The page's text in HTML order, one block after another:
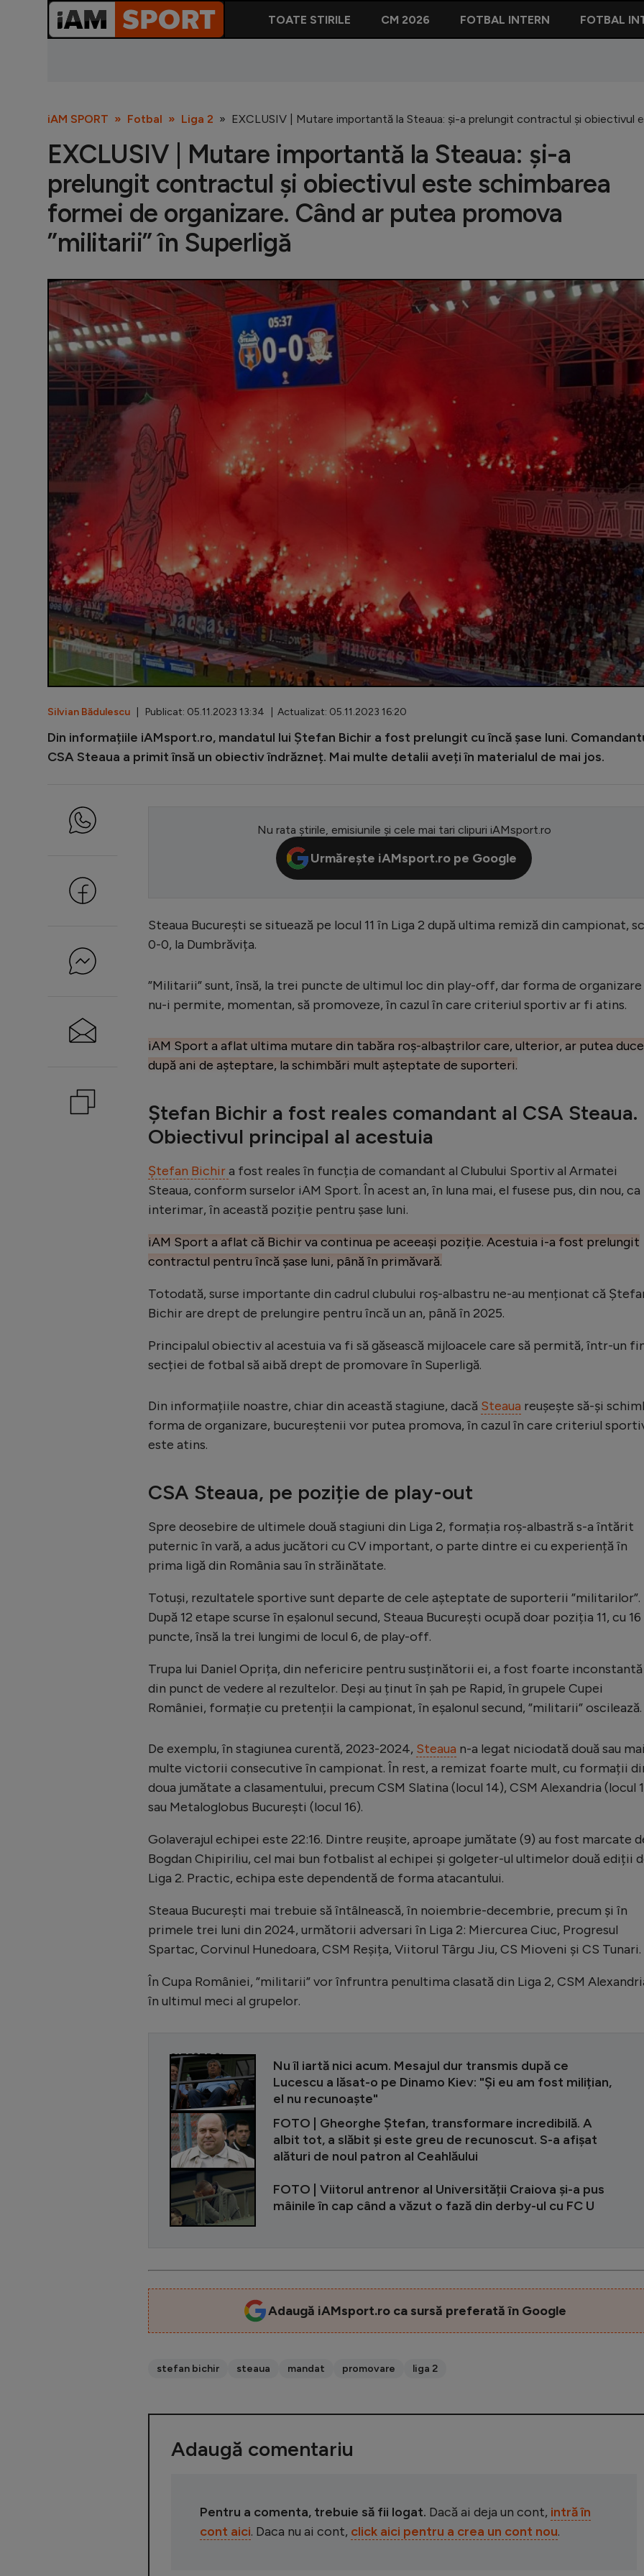
TOATE STIRILE CM 2026 FOTBAL INTERN FOTBAL
iAM SPORT Fotbal Liga 2 EXCLUSIV | Mutare importantă la Steaua: și-a prelungit contractul și obiectivul
EXCLUSIV | Mutare importantă la Steaua: și-a
prelungit contractul și obiectivul este schimbarea
formei de organizare. Când ar putea promova
”militarii” în Superligă
Silvian Bădulescu | Publicat: 05.11.2023 13:34 | Actualizat: 05.11.2023 16:20
Din informațiile iAMsport.ro, mandatul lui Ștefan Bichir a fost prelungit cu încă șase luni.
CSA Steaua a primit însă un obiectiv îndrăzneț. Mai multe detalii aveți în materialul de mai jos.
Nu rata știrile, emisiunile și cele mai tari clipuri iAMsport.ro
Urmărește iAMsport.ro pe Google
Steaua București se situează pe locul 11 în Liga 2 după ultima remiză din campionat,
0-0, la Dumbrăvița.
”Militarii” sunt, însă, la trei puncte de ultimul loc din play-off, dar forma de organizare
nu-i permite, momentan, să promoveze, în cazul în care criteriul sportiv ar fi atins.
iAM Sport a aflat ultima mutare din tabăra roș-albaștrilor care, ulterior, ar putea
după ani de așteptare, la schimbări mult așteptate de suporteri.
Ștefan Bichir a fost reales comandant al CSA Steaua.
Obiectivul principal al acestuia
Ștefan Bichira fost reales în funcția de comandant al Clubului Sportiv al Armatei
Steaua, conform surselor iAM Sport. În acest an, în luna mai, el fusese pus, din nou, ca
interimar, în această poziție pentru șase luni.
iAM Sport a aflat că Bichir va continua pe aceeași poziție. Acestuia i-a fost prelungit
contractul pentru încă șase luni, până în primăvară.
Totodată, surse importante din cadrul clubului roș-albastru ne-au menționat că
Bichir are drept de prelungire pentru încă un an, până în 2025.
Principalul obiectiv al acestuia va fi să găsească mijloacele care să permită, într-un
secției de fotbal să aibă drept de promovare în Superligă.
Din informațiile noastre, chiar din această stagiune, dacă Steaua reușește să-și
forma de organizare, bucureștenii vor putea promova, în cazul în care criteriul
este atins.
CSA Steaua, pe poziție de play-out
Spre deosebire de ultimele două stagiuni din Liga 2, formația roș-albastră s-a întărit
puternic în vară, a adus jucători cu CV important, o parte dintre ei cu experiență în
prima ligă din România sau în străinătate.
Totuși, rezultatele sportive sunt departe de cele așteptate de suporterii ”militarilor”.
După 12 etape scurse în eșalonul secund, Steaua București ocupă doar poziția 11, cu 16
puncte, însă la trei lungimi de locul 6, de play-off.
Trupa lui Daniel Oprița, din nefericire pentru susținătorii ei, a fost foarte inconstantă
din punct de vedere al rezultelor. Deși au ținut în șah pe Rapid, în grupele Cupei
României, formație cu pretenții la campionat, în eșalonul secund, ”militarii” oscilează.
De exemplu, în stagiunea curentă, 2023-2024, Steaua n-a legat niciodată două sau
multe victorii consecutive în campionat. În rest, a remizat foarte mult, cu formații
doua jumătate a clasamentului, precum CSM Slatina (locul 14), CSM Alexandria (locul
sau Metaloglobus București (locul 16).
Golaverajul echipei este 22:16. Dintre reușite, aproape jumătate (9) au fost marcate
Bogdan Chipiriliu, cel mai bun fotbalist al echipei și golgeter-ul ultimelor două ediții
Liga 2. Practic, echipa este dependentă de forma atacantului.
Steaua București mai trebuie să întâlnească, în noiembrie-decembrie, precum și în
primele trei luni din 2024, următorii adversari în Liga 2: Miercurea Ciuc, Progresul
Spartac, Corvinul Hunedoara, CSM Reșița, Viitorul Târgu Jiu, CS Mioveni și CS Tunari.
În Cupa României, ”militarii” vor înfruntra penultima clasată din Liga 2, CSM
în ultimul meci al grupelor.
CITEȘTE ȘI
Nu îl iartă nici acum. Mesajul dur transmis după ce
Lucescu a lăsat-o pe Dinamo Kiev: "Și eu am fost milițian,
el nu recunoaște"
FOTO | Gheorghe Ștefan, transformare incredibilă. A
albit tot, a slăbit și este greu de recunoscut. S-a afișat
alături de noul patron al Ceahlăului
FOTO | Viitorul antrenor al Universității Craiova și-a pus
mâinile în cap când a văzut o fază din derby-ul cu FC U
Adaugă iAMsport.ro ca sursă preferată în Google
stefan bichir steaua mandat promovare liga 2
Adaugă comentariu
Pentru a comenta, trebuie să fii logat. Dacă ai deja un cont, intră în
cont aici. Daca nu ai cont, click aici pentru a crea un cont nou.